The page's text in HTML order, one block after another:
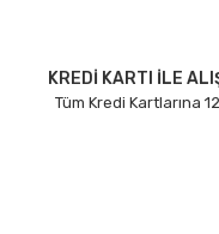
Ürün bilgilerinde
Ürün fiyatı diğer
KREDİ KARTI İLE
Tüm Kredi Kartlarına